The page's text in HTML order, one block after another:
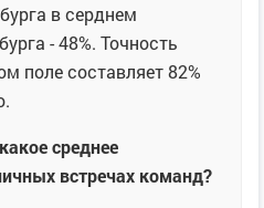
в серднем
- 48%. Точность
поле составляет 82%
среднее
встречах команд?